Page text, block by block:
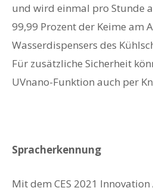
und wird einmal pro Stunde
99,99 Prozent der Keime am
Wasserdispensers des
Für zusätzliche Sicherheit
UVnano-Funktion auch per
Spracherkennung
Mit dem CES 2021